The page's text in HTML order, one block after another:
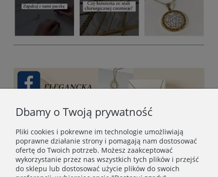
Dbamy o Twoją prywatność
Pliki cookies i pokrewne im technologie umożliwiają
poprawne działanie strony i pomagają nam dostosować
ofertę do Twoich potrzeb. Możesz zaakceptować
wykorzystanie przez nas wszystkich tych plików i przejść
do sklepu lub dostosować użycie plików do swoich